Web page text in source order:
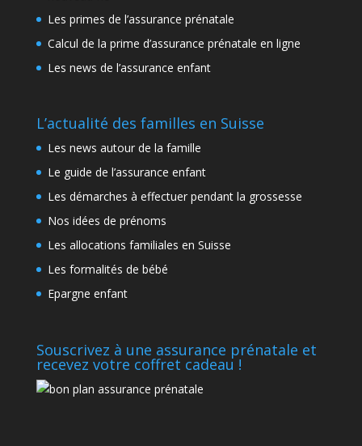
Les primes de l’assurance prénatale
Calcul de la prime d’assurance prénatale en ligne
Les news de l’assurance enfant
L’actualité des familles en Suisse
Les news autour de la famille
Le guide de l’assurance enfant
Les démarches à effectuer pendant la grossesse
Nos idées de prénoms
Les allocations familiales en Suisse
Les formalités de bébé
Epargne enfant
Souscrivez à une assurance prénatale et
recevez votre coffret cadeau !